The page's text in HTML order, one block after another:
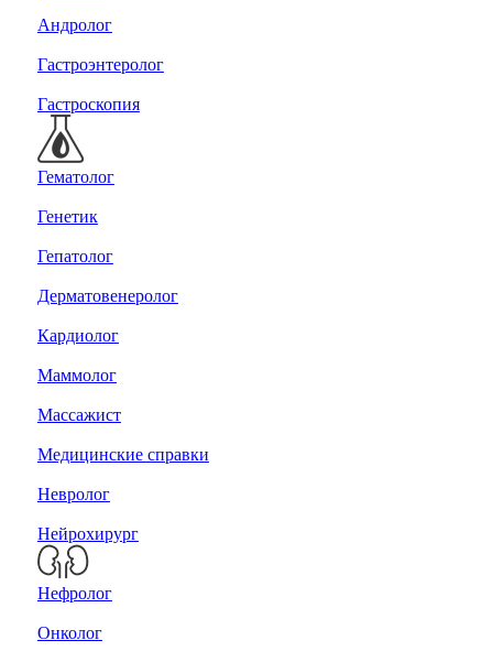
Андролог
Гастроэнтеролог
Гастроскопия
Гематолог
Генетик
Гепатолог
Дерматовенеролог
Кардиолог
Маммолог
Массажист
Медицинские справки
Невролог
Нейрохирург
Нефролог
Онколог